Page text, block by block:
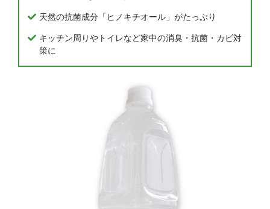
天然の抗菌成分「ヒノキチオール」がたっぷり
キッチン周りやトイレなど家中の消臭・抗菌・カビ対
策に